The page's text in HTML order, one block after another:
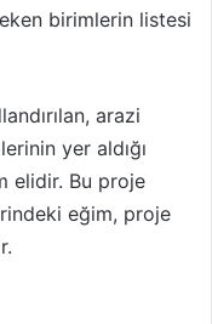
birimlerin listesi
arazi
yer aldığı
elidir. Bu proje
eğim, proje